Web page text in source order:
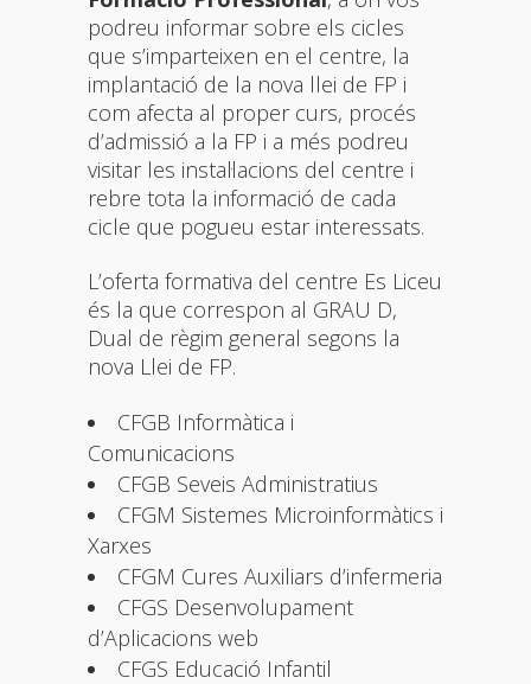
podreu informar sobre els cicles
que s’imparteixen en el centre, la
implantació de la nova llei de FP i
com afecta al proper curs, procés
d’admissió a la FP i a més podreu
visitar les instal·lacions del centre i
rebre tota la informació de cada
cicle que pogueu estar interessats.
L’oferta formativa del centre Es Liceu
és la que correspon al GRAU D,
Dual de règim general segons la
nova Llei de FP.
CFGB Informàtica i
Comunicacions
CFGB Seveis Administratius
CFGM Sistemes Microinformàtics i
Xarxes
CFGM Cures Auxiliars d’infermeria
CFGS Desenvolupament
d’Aplicacions web
CFGS Educació Infantil